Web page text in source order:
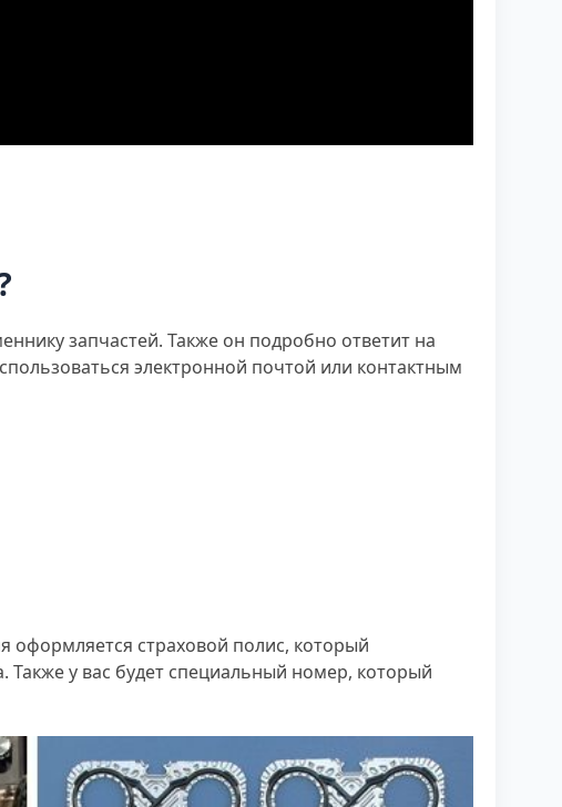
запчастей. Также он подробно ответит на
электронной почтой или контактным
оформляется страховой полис, который
Также у вас будет специальный номер, который